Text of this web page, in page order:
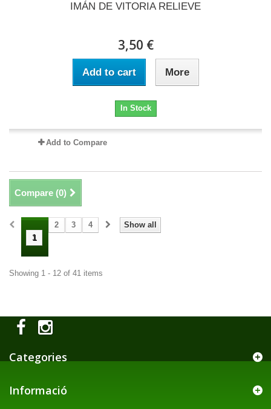
IMÁN DE VITORIA RELIEVE
3,50 €
Add to cart More
In Stock
Add to Compare
Compare (0)
Show all
1
2 3 4
Showing 1 - 12 of 41 items
Categories
Informació